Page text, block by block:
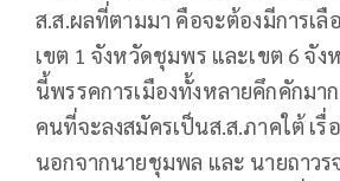
ส.ส.ผลที่ตามมา คือจะต้องมีการเ
เขต 1 จังหวัดชุมพร และเขต 6 จั
นี้พรรคการเมืองทั้งหลายคึกคักมา
คนที่จะลงสมัครเป็นส.ส.ภาคใต้ เรื่
นอกจากนายชุมพล และ นายถาวร